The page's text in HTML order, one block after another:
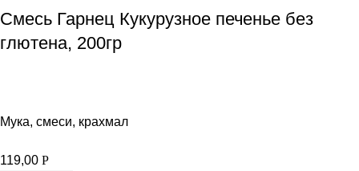
Смесь Гарнец Кукурузное печенье без
глютена, 200гр
Мука, смеси, крахмал
119,00 Р